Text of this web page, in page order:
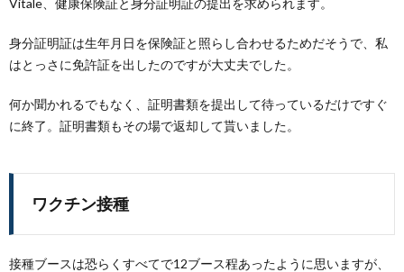
Vitale、健康保険証と身分証明証の提出を求められます。
身分証明証は生年月日を保険証と照らし合わせるためだそうで、私
はとっさに免許証を出したのですが大丈夫でした。
何か聞かれるでもなく、証明書類を提出して待っているだけですぐ
に終了。証明書類もその場で返却して貰いました。
ワクチン接種
接種ブースは恐らくすべてで12ブース程あったように思いますが、